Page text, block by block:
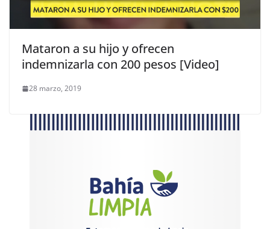
Mataron a su hijo y ofrecen
indemnizarla con 200 pesos [Video]
28 marzo, 2019